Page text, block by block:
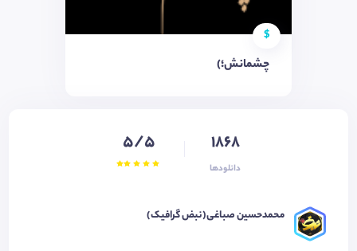
$
چشمانش؛)
1868
دانلودها
5/5
محمدحسین صباغی(نبض گرافیک)